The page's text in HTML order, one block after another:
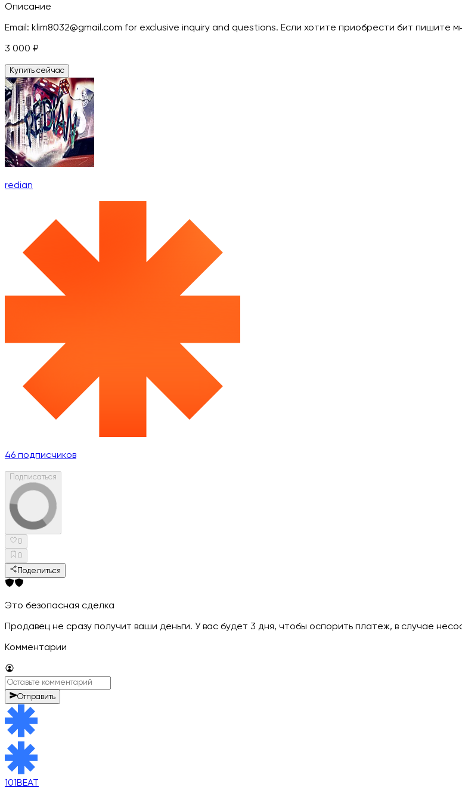
Описание
Email: klim8032@gmail.com for exclusive inquiry and questions. Если хотите приобрести бит
3 000 ₽
Купить сейчас
redian
46 подписчиков
Подписаться
0
0
Поделиться
Это безопасная сделка
Продавец не сразу получит ваши деньги. У вас будет 3 дня, чтобы оспорить платеж, в случае
Комментарии
Отправить
101BEAT